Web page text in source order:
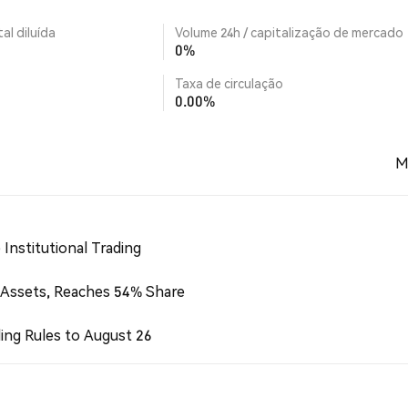
diluída Volume 24h / capitalização de mercado
0%
Taxa de circulação
0.00%
Institutional Trading
Reaches 54% Share
Rules to August 26